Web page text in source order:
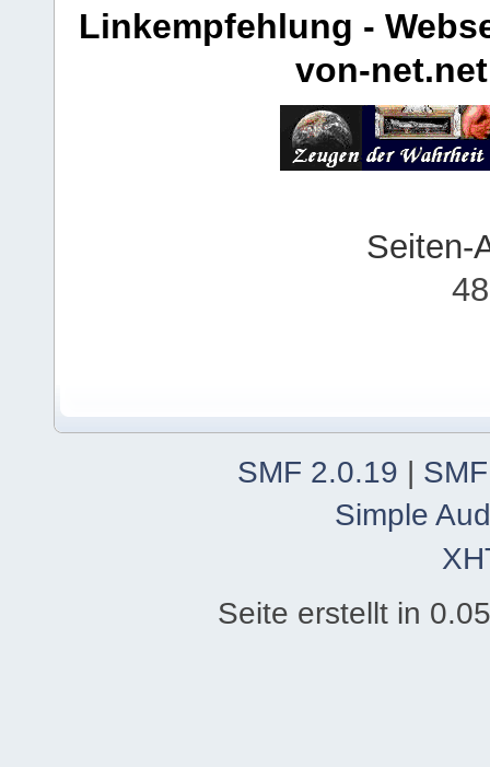
Linkempfehlung -
von-net.net
Seiten-
SMF 2.0.19 |
Simple
Seite erstellt in